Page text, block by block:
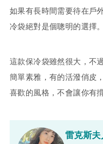
如果有長時間需要待在戶
冷袋絕對是個聰明的選擇。
這款保冷袋雖然很大，不
簡單素雅，有的活潑俏皮
喜歡的風格，不會讓你有
雷克斯夫